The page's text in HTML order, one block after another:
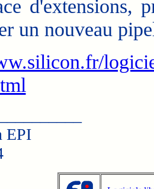
d'extensions,
un nouveau
EPI